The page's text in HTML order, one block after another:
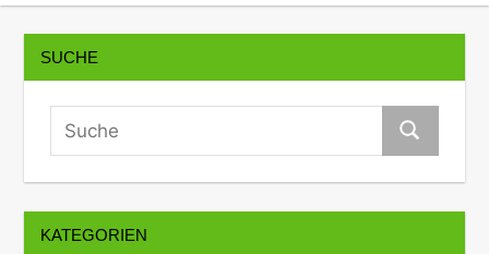
SUCHE
KATEGORIEN